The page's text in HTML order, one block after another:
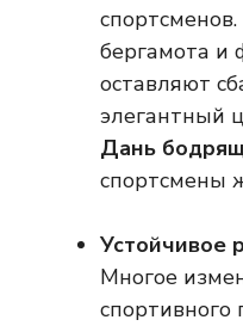
бергамота и
оставляют
элегантный
Дань
спортсмены
Устойчивое
Многое
спортивного